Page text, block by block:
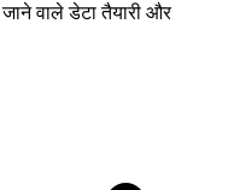
वाले डेटा तैयारी और